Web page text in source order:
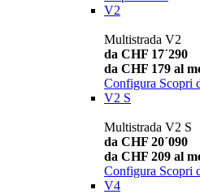
V2
Multistrada V2
da CHF 17´290
da CHF 179 al
Configura Scopri
V2 S
Multistrada V2 S
da CHF 20´090
da CHF 209 al
Configura Scopri
V4